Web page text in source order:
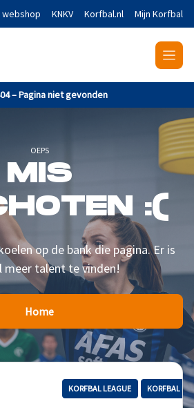
KNKV Korfbal.nl Mijn Korfbal
– Pagina niet gevonden
OEPS
MIS
:(
op de bank die pagina. Er is
meer talent te vinden!
Home
KORFBAL LEAGUE KORFBAL